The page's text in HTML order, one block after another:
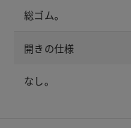
総ゴム。
開きの仕様
なし。